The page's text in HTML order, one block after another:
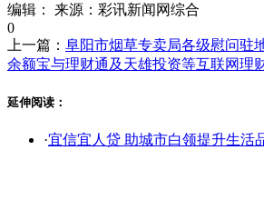
编辑： 来源：彩讯新闻网综合
0
上一篇： 阜阳市烟草专卖局各级慰问驻
余额宝与理财通及天雄投资等互联网理
延伸阅读：
·宜信宜人贷 助城市白领提升生活